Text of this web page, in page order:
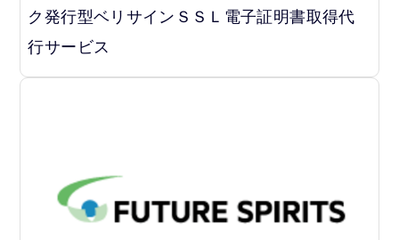
ク発行型ベリサインＳＳＬ電子証明書取得代
行サービス